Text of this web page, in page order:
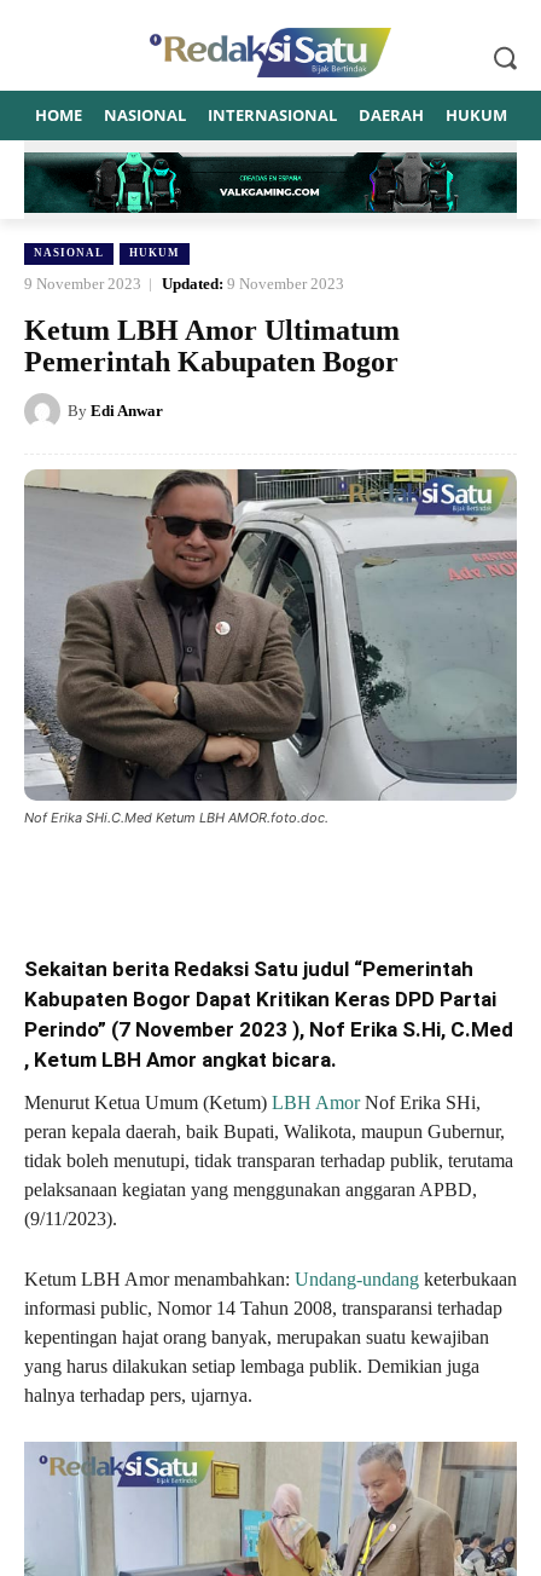
HOME NASIONAL INTERNASIONAL DAERAH HUKUM
NASIONAL HUKUM
9 November 2023 Updated: 9 November 2023
Ketum LBH Amor Ultimatum
Pemerintah Kabupaten Bogor
By Edi Anwar
Nof Erika SHi.C.Med Ketum LBH AMOR.foto.doc.
Sekaitan berita Redaksi Satu judul “Pemerintah
Kabupaten Bogor Dapat Kritikan Keras DPD Partai
Perindo” (7 November 2023 ), Nof Erika S.Hi, C.Med
, Ketum LBH Amor angkat bicara.
Menurut Ketua Umum (Ketum) LBH AmorNof Erika SHi,
peran kepala daerah, baik Bupati, Walikota, maupun Gubernur,
tidak boleh menutupi, tidak transparan terhadap publik, terutama
pelaksanaan kegiatan yang menggunakan anggaran APBD,
(9/11/2023).
Ketum LBH Amor menambahkan: Undang-undang keterbukaan
informasi public, Nomor 14 Tahun 2008, transparansi terhadap
kepentingan hajat orang banyak, merupakan suatu kewajiban
yang harus dilakukan setiap lembaga publik. Demikian juga
halnya terhadap pers, ujarnya.